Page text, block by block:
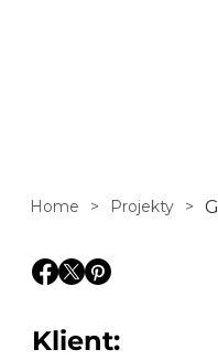
Home > Projekty >
Klient: